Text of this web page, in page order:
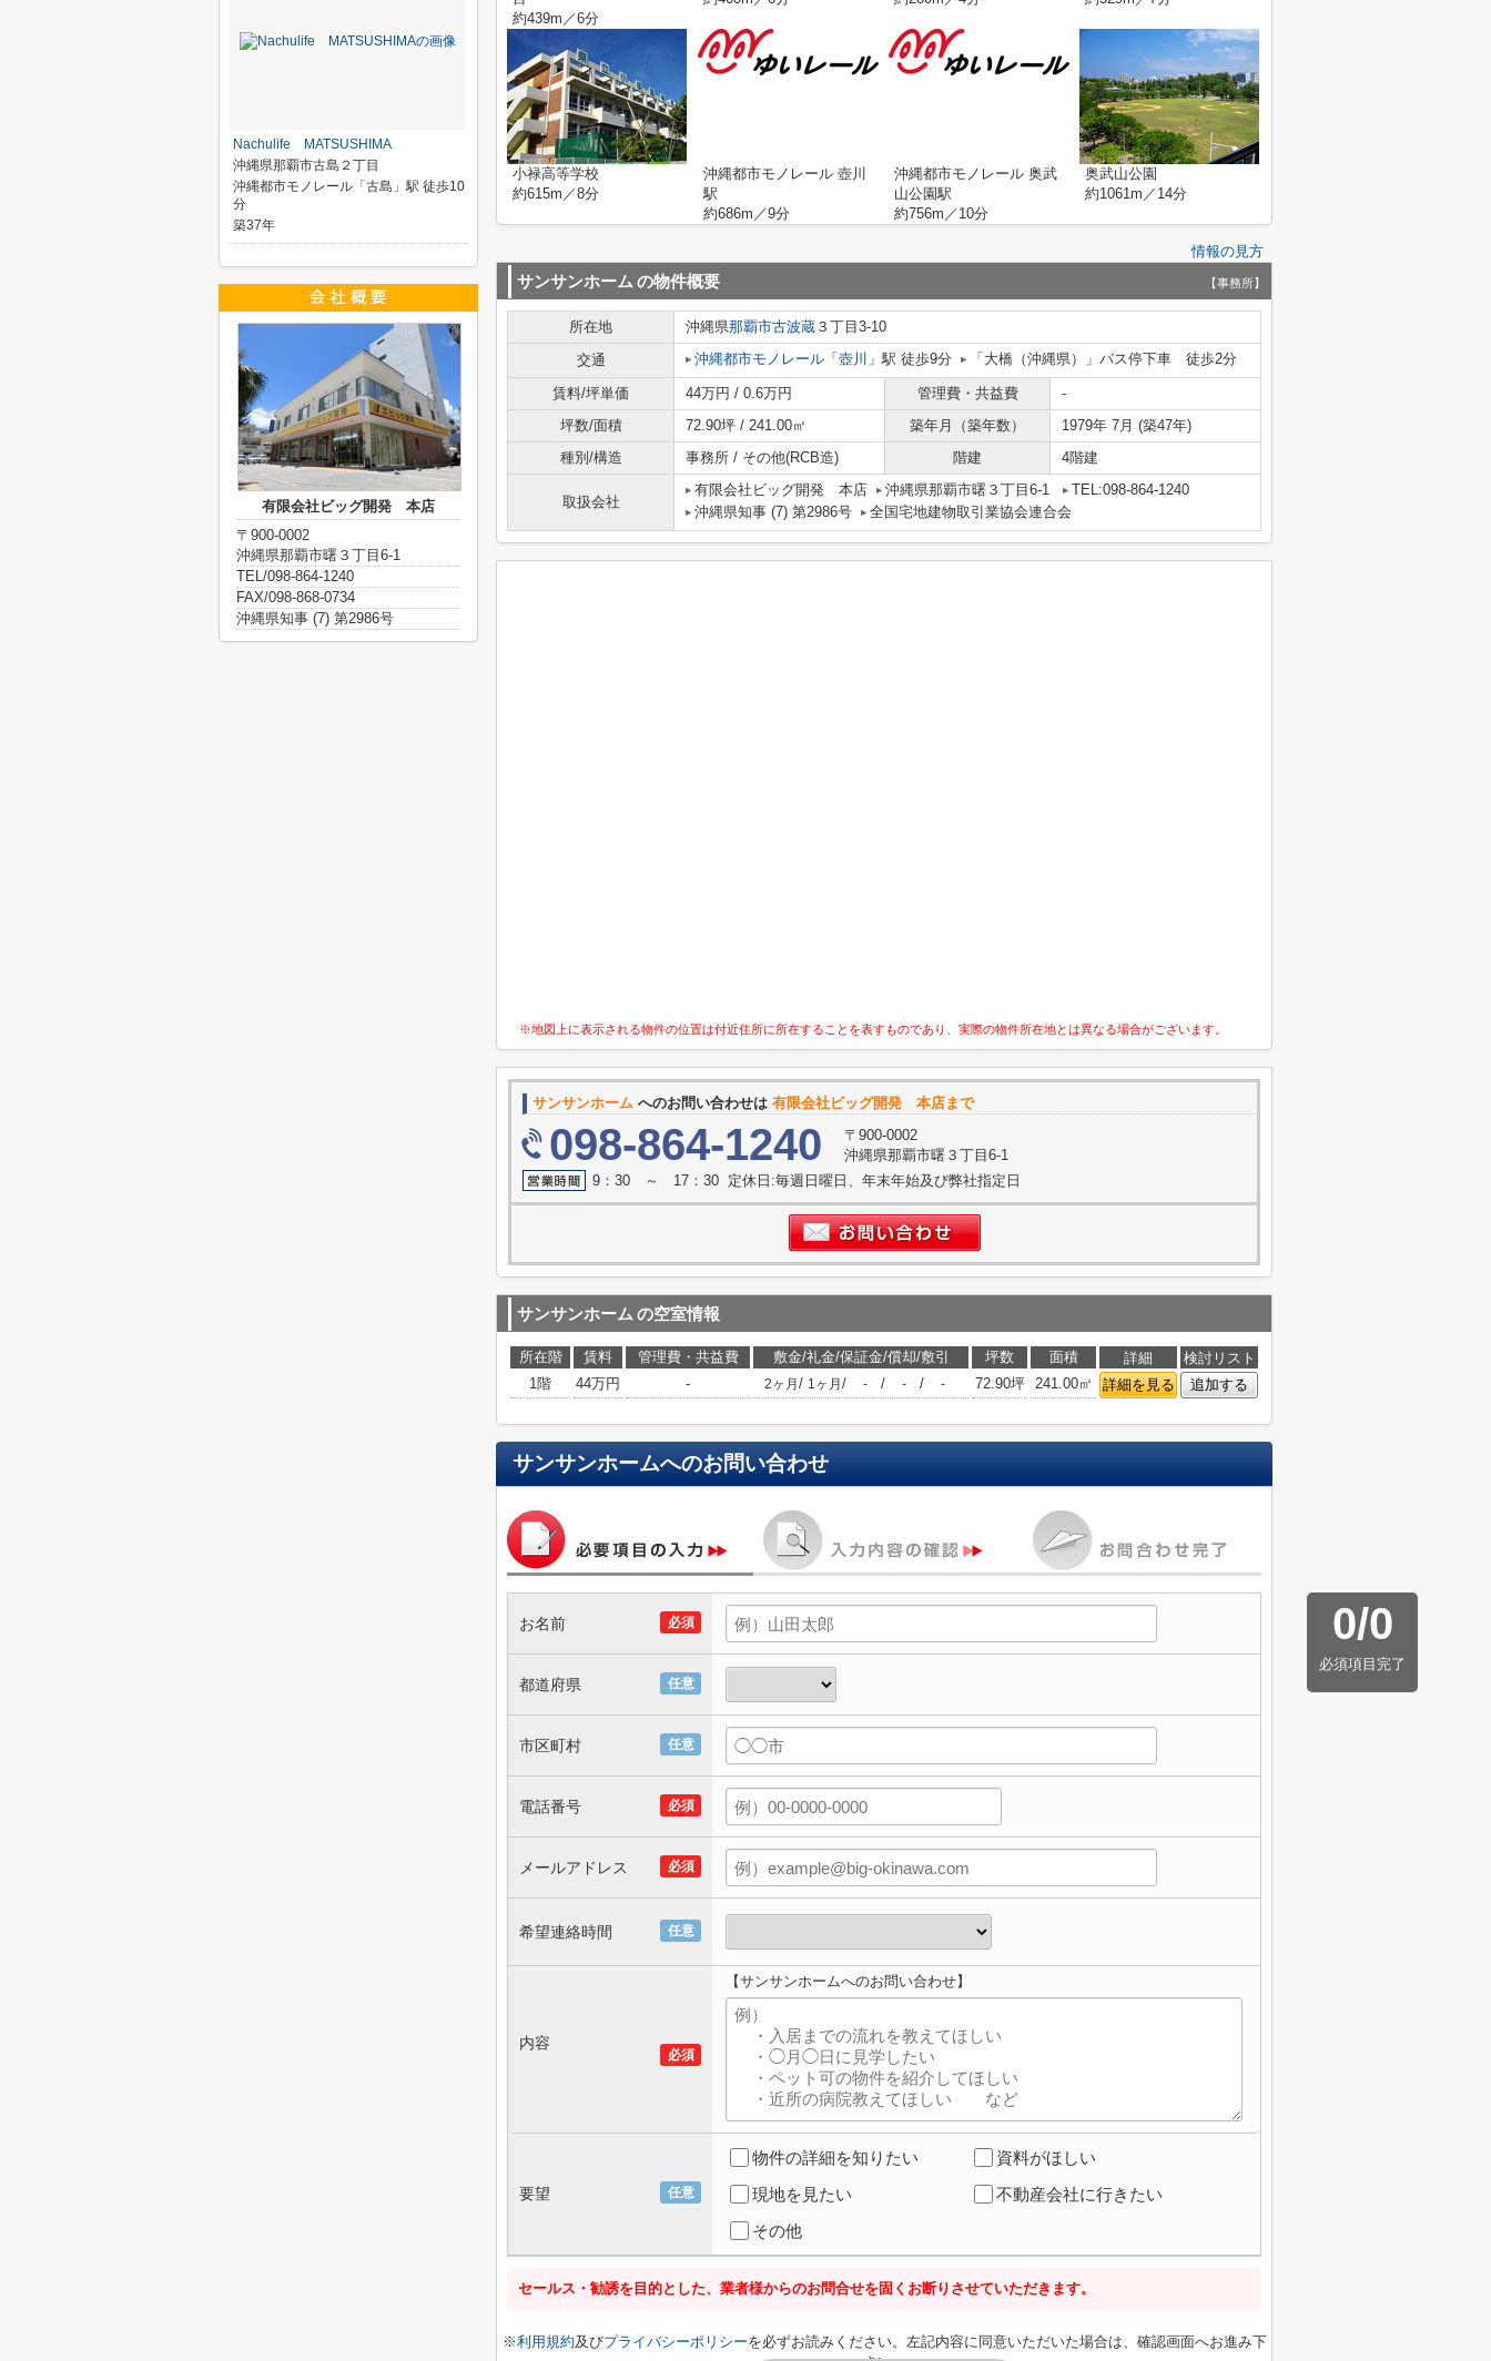
約439m／6分
小禄高等学校
約615m／8分
沖縄都市モノレール 壺川
駅
約686m／9分
沖縄都市モノレール 奥武
山公園駅
約756m／10分
奥武山公園
約1061m／14分
情報の見方
サンサンホーム の物件概要 【事務所】
所在地 沖縄県那覇市古波蔵 ３丁目3-10
交通
沖縄都市モノレール 「 壺川 」駅 徒歩9分 「大橋（沖縄県）」バス停下車 徒歩2分
賃料/坪単価 44万円 / 0.6万円 管理費・共益費
-
坪数/面積
72.90坪 / 241.00㎡ 築年月（築年数）
1979年 7月 (築47年)
種別/構造
事務所 / その他(RCB造) 階建 4階建
取扱会社
有限会社ビッグ開発 本店 沖縄県那覇市曙３丁目6-1
TEL:098-864-1240
沖縄県知事 (7) 第2986号
全国宅地建物取引業協会連合会
※地図上に表示される物件の位置は付近住所に所在することを表すものであり、実際の物件所在地とは異なる場合がございます。
サンサンホーム へのお問い合わせは 有限会社ビッグ開発 本店まで
098-864-1240
〒900-0002
沖縄県那覇市曙３丁目6-1
9：30 ～ 17：30 定休日:毎週日曜日、年末年始及び弊社指定日
サンサンホーム の空室情報
所在階 賃料 管理費・共益費 敷金/礼金/保証金/償却/敷引 坪数 面積 詳細
検討リスト
1階
44万円 - 2ヶ月 / 1ヶ月 / - / - / - 72.90坪 241.00㎡ 詳細を見る 追加する
サンサンホームへのお問い合わせ
0/0
必須項目完了
必須
お名前
任意
都道府県
任意
市区町村
必須
電話番号
必須
メールアドレス
任意
希望連絡時間
必須
内容
【サンサンホームへのお問い合わせ】
任意
要望
物件の詳細を知りたい
資料がほしい
現地を見たい
不動産会社に行きたい
その他
セールス・勧誘を目的とした、業者様からのお問合せを固くお断りさせていただきます。
※利用規約及びプライバシーポリシーを必ずお読みください。左記内容に同意いただいた場合は、確認画面へお進み下
Nachulife MATSUSHIMA
沖縄県那覇市古島２丁目
沖縄都市モノレール「古島」駅 徒歩10
分
築37年
有限会社ビッグ開発 本店
〒900-0002
沖縄県那覇市曙３丁目6-1
TEL/098-864-1240
FAX/098-868-0734
沖縄県知事 (7) 第2986号